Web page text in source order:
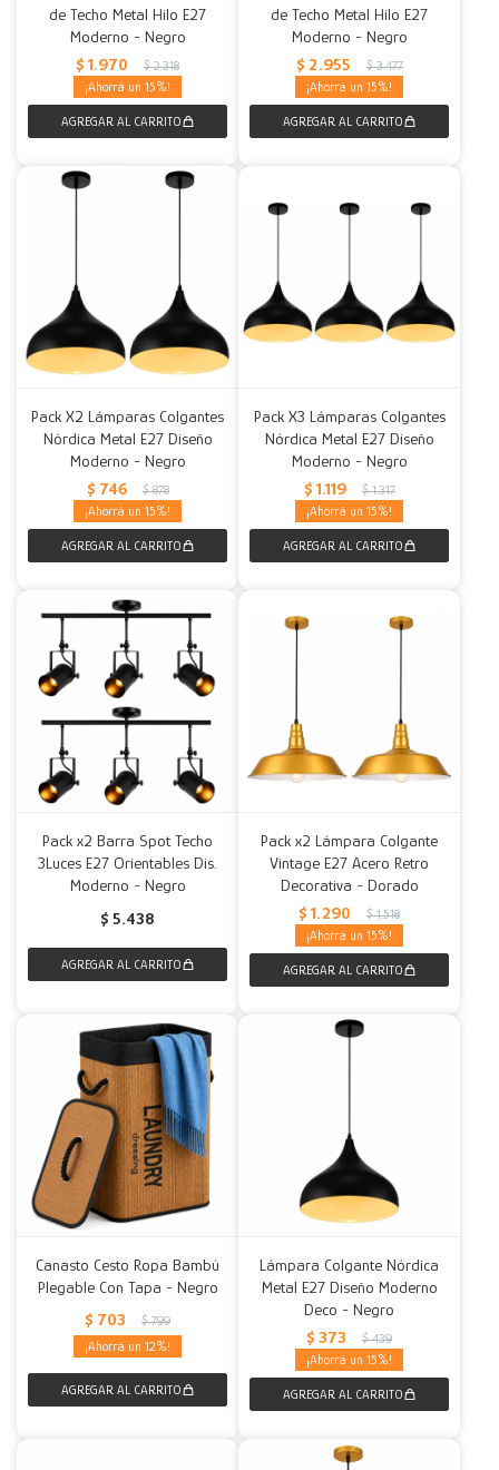
de Techo Metal Hilo E27
Moderno - Negro
$ 1.970 $ 2.318
15
de Techo Metal Hilo E27
Moderno - Negro
$ 2.955 $ 3.477
15
Pack X2 Lámparas Colgantes
Nórdica Metal E27 Diseño
Moderno - Negro
$ 746 $ 878
15
Pack X3 Lámparas Colgantes
Nórdica Metal E27 Diseño
Moderno - Negro
$ 1.119 $ 1.317
15
Pack x2 Barra Spot Techo
3Luces E27 Orientables Dis.
Moderno - Negro
$ 5.438
Pack x2 Lámpara Colgante
Vintage E27 Acero Retro
Decorativa - Dorado
$ 1.290 $ 1.518
15
Canasto Cesto Ropa Bambú
Plegable Con Tapa - Negro
$ 703 $ 799
12
Lámpara Colgante Nórdica
Metal E27 Diseño Moderno
Deco - Negro
$ 373 $ 439
15